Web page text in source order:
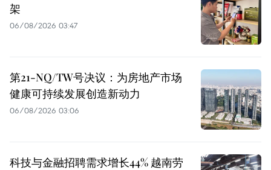
架
06/08/2026 03:47
第21-NQ/TW号决议：为房地产市场
健康可持续发展创造新动力
06/08/2026 03:06
科技与金融招聘需求增长44% 越南劳